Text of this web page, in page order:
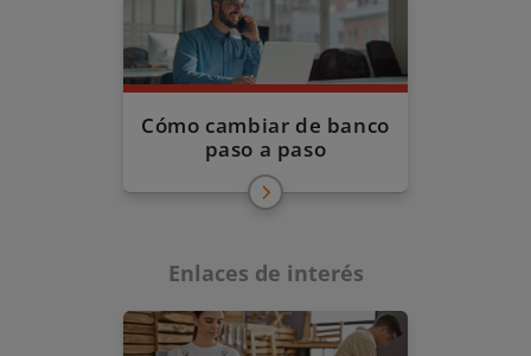
Cómo cambiar de banco
paso a paso
Enlaces de interés